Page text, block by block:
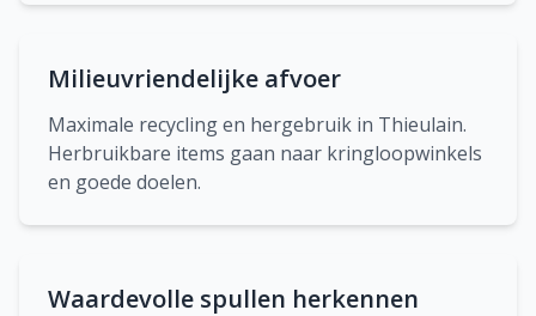
Milieuvriendelijke afvoer
Maximale recycling en hergebruik in Thieulain.
Herbruikbare items gaan naar kringloopwinkels
en goede doelen.
Waardevolle spullen herkennen